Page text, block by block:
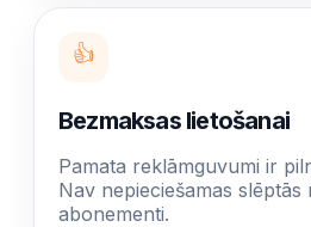
👍
Bezmaksas lietošanai
Pamata reklāmguvumi ir
Nav nepieciešamas slēptās
abonementi.